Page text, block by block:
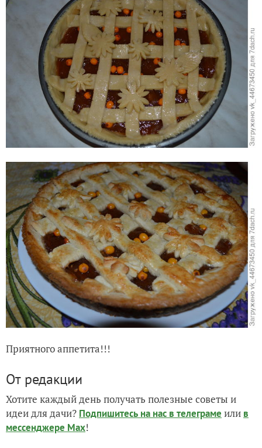
Приятного аппетита!!!
От редакции
Хотите каждый день получать полезные советы и
идеи для дачи? Подпишитесь на нас в телеграме или в
мессенджере Max!